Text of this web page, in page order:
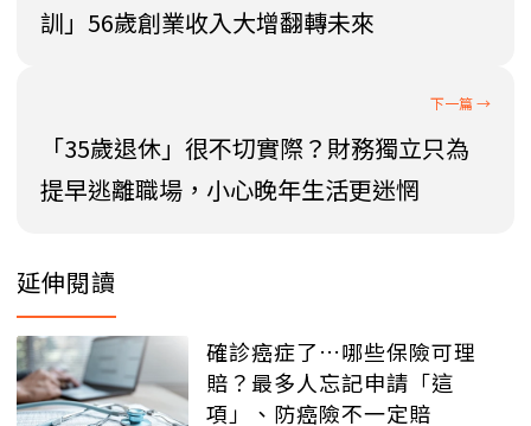
訓」56歲創業收入大增翻轉未來
「35歲退休」很不切實際？財務獨立只為
提早逃離職場，小心晚年生活更迷惘
延伸閱讀
確診癌症了…哪些保險可理
賠？最多人忘記申請「這
項」、防癌險不一定賠